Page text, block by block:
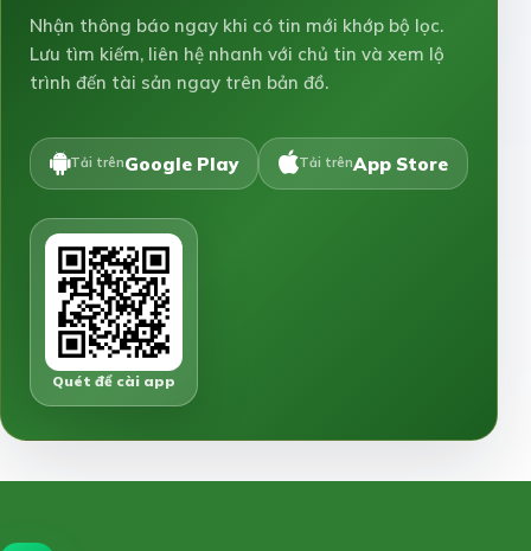
Nhận thông báo ngay khi có tin mới khớp bộ lọc.
Lưu tìm kiếm, liên hệ nhanh với chủ tin và xem lộ
trình đến tài sản ngay trên bản đồ.
Tải trênGoogle Play Tải trênApp Store
Quét để cài app